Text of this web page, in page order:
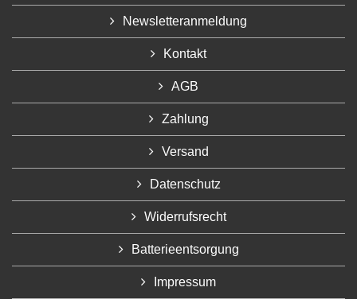
Newsletteranmeldung
Kontakt
AGB
Zahlung
Versand
Datenschutz
Widerrufsrecht
Batterieentsorgung
Impressum